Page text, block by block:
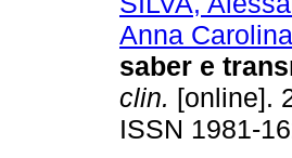
Anna
saber e
clin. [online].
ISSN 1981-